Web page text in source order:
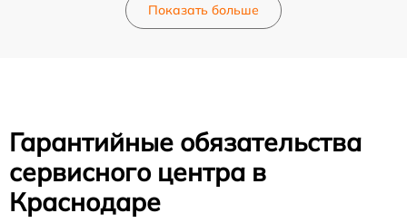
Показать больше
Гарантийные обязательства
сервисного центра в
Краснодаре